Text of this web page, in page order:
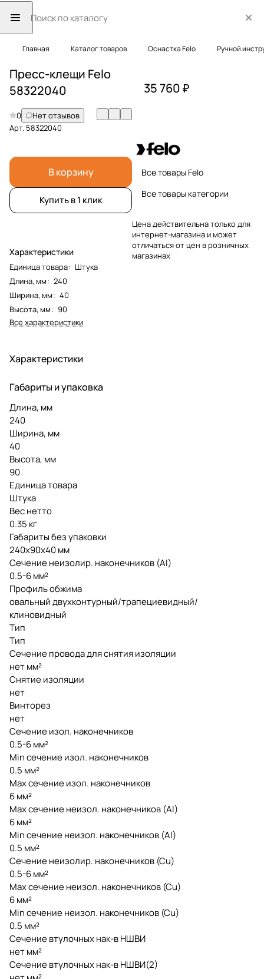
Главная Каталог товаров Оснастка Felo Ручной
Пресс-клещи Felo
58322040
0
Нет отзывов
Арт. 58322040
В корзину
Купить в 1 клик
Характеристики
Единица товара: Штука
Длина, мм: 240
Ширина, мм: 40
Высота, мм: 90
Все характеристики
35 760 ₽
Все товары Felo
Все товары категории
Цена действительна только для
интернет-магазина и может
отличаться от цен в розничных
магазинах
Характеристики
Габариты и упаковка
Длина, мм
240
Ширина, мм
40
Высота, мм
90
Единица товара
Штука
Вес нетто
0.35 кг
Габариты без упаковки
240x90x40 мм
Сечение неизолир. наконечников (Al)
0.5-6 мм²
Профиль обжима
овальный двухконтурный/трапециевидный/
клиновидный
Тип
Тип
Сечение провода для снятия изоляции
нет мм²
Снятие изоляции
нет
Винторез
нет
Сечение изол. наконечников
0.5-6 мм²
Min сечение изол. наконечников
0.5 мм²
Max сечение изол. наконечников
6 мм²
Max сечение неизол. наконечников (Al)
6 мм²
Min сечение неизол. наконечников (Al)
0.5 мм²
Сечение неизолир. наконечников (Сu)
0.5-6 мм²
Max сечение неизол. наконечников (Сu)
6 мм²
Min сечение неизол. наконечников (Сu)
0.5 мм²
Сечение втулочных нак-в НШВИ
нет мм²
Сечение втулочных нак-в НШВИ(2)